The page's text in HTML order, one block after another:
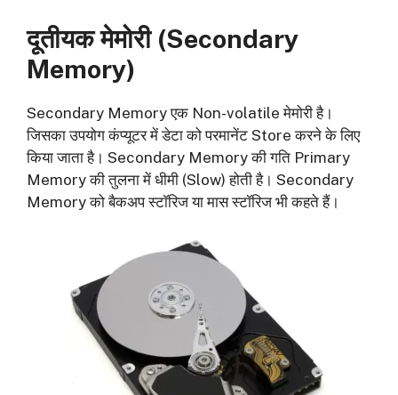
दूतीयक मेमोरी (Secondary
Memory)
Secondary Memory एक Non-volatile मेमोरी है।
जिसका उपयोग कंप्यूटर में डेटा को परमानेंट Store करने के लिए
किया जाता है। Secondary Memory की गति Primary
Memory की तुलना में धीमी (Slow) होती है। Secondary
Memory को बैकअप स्टॉरिज या मास स्टॉरिज भी कहते हैं।